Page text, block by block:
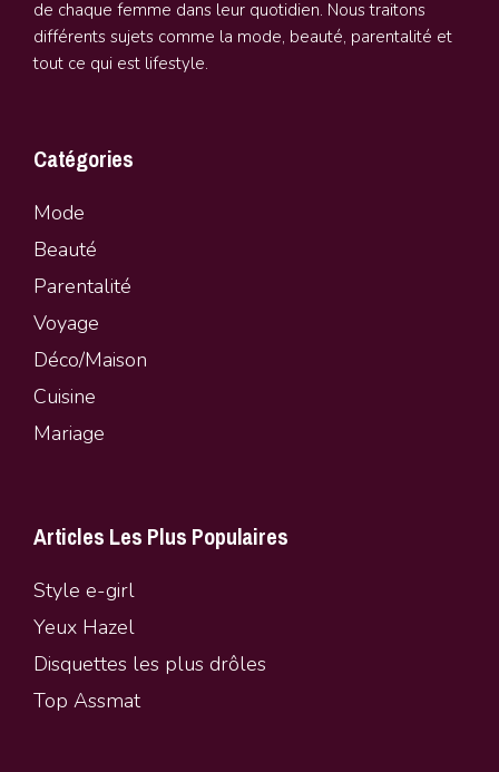
de chaque femme dans leur quotidien. Nous traitons
différents sujets comme la mode, beauté, parentalité et
tout ce qui est lifestyle.
Catégories
Mode
Beauté
Parentalité
Voyage
Déco/Maison
Cuisine
Mariage
Articles Les Plus Populaires
Style e-girl
Yeux Hazel
Disquettes les plus drôles
Top Assmat